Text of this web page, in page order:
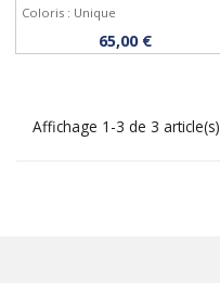
Acheter
Coloris : Unique
65,00 €
Affichage 1-3 de 3 article(s)